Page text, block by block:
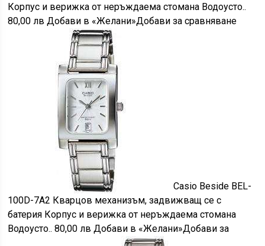
Корпус и верижка от неръждаема стомана Водоусто..
80,00 лв Добави в «Желани»Добави за сравняване
Casio Beside BEL-
100D-7A2 Кварцов механизъм, задвижващ се с
батерия Корпус и верижка от неръждаема стомана
Водоусто.. 80,00 лв Добави в «Желани»Добави за